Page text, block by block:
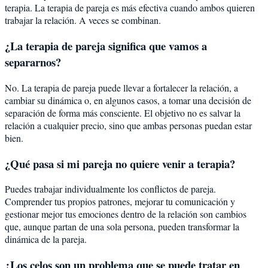
terapia. La terapia de pareja es más efectiva cuando ambos quieren
trabajar la relación. A veces se combinan.
¿La terapia de pareja significa que vamos a
separarnos?
No. La terapia de pareja puede llevar a fortalecer la relación, a
cambiar su dinámica o, en algunos casos, a tomar una decisión de
separación de forma más consciente. El objetivo no es salvar la
relación a cualquier precio, sino que ambas personas puedan estar
bien.
¿Qué pasa si mi pareja no quiere venir a terapia?
Puedes trabajar individualmente los conflictos de pareja.
Comprender tus propios patrones, mejorar tu comunicación y
gestionar mejor tus emociones dentro de la relación son cambios
que, aunque partan de una sola persona, pueden transformar la
dinámica de la pareja.
¿Los celos son un problema que se puede tratar en